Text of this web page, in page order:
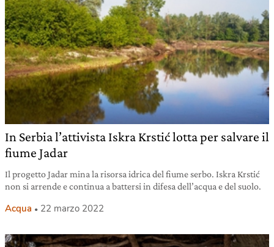
In Serbia l’attivista Iskra Krstić lotta per salvare il
fiume Jadar
Il progetto Jadar mina la risorsa idrica del fiume serbo. Iskra Krstić
non si arrende e continua a battersi in difesa dell’acqua e del suolo.
Acqua 22 marzo 2022